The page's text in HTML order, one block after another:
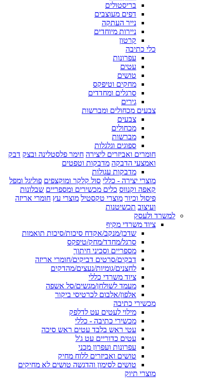
בריסטולים
דפים מעוצבים
נייר העתקה
ניירות מיוחדים
קרטון
כלי כתיבה
עפרונות
עטים
טושים
מחקים וטיפקס
סרגלים ומחדדים
גירים
צבעים מכחולים ומברשות
צבעים
מכחולים
מברשות
ספוגים וגלגלות
חומרים ואביזרים ליצירה חימר פלסטלינה ובצק דבק
ואמצעי הדבקה מדבקות וטפטים
מדבקות עגולות
מוצרי יצירה - כללי סול קלקר ומוקצפים פוליגל ומפל
קאפה וקנווס כלים מכשירים ומספריים שבלונות
פיסול וכיור מוצרי טקסטיל מוצרי עץ חומרי אריזה
ועיצוב תכשיטנות
למשרד ולעסק
ציוד משרדי מקיף
שדכן/מנקב/אקדח סיכות/סיכות תואמות
סרגל/מחדד/מחק/טיפקס
מספריים וסכיני חיתוך
דבקים/סרטים דביקים/חומרי אריזה
לחצנים/גומיות/נעצים/מהדקים
ציוד משרדי כללי
מעמד לשולחן/מגשים/סל אשפה
אלפון/אלבום לכרטיסי ביקור
מכשירי כתיבה
מילוי לעטים עט לדלפק
מכשירי כתיבה - כללי
עטי ראש בלבד עטים ראש סיכה
עטים כדוריים עט ג'ל
עפרונות ועפרון מכני
טושים ואביזרים ללוח מחיק
טושים לסימון והדגשה טושים לא מחיקים
מוצרי תיוק